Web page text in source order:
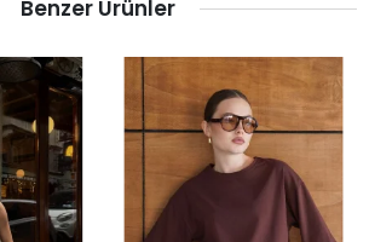
Benzer Ürünler